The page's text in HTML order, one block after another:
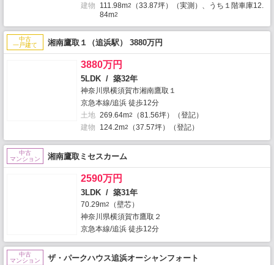
建物
111.98m2
（33.87坪）（実測）、うち１階車庫12.
84m2
中古
一戸建て
湘南鷹取１（追浜駅） 3880万円
3880万円
5LDK / 築32年
神奈川県横須賀市湘南鷹取１
京急本線/追浜 徒歩12分
土地 269.64m2
（81.56坪）（登記）
建物
124.2m2 （37.57坪）（登記）
中古
マンション
湘南鷹取ミセスカーム
2590万円
3LDK / 築31年
70.29m2
（壁芯）
神奈川県横須賀市鷹取２
京急本線/追浜 徒歩12分
中古
マンション
ザ・パークハウス追浜オーシャンフォート